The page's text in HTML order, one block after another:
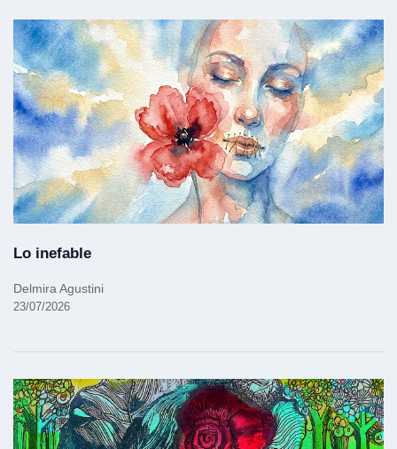
Lo inefable
Delmira Agustini
23/07/2026